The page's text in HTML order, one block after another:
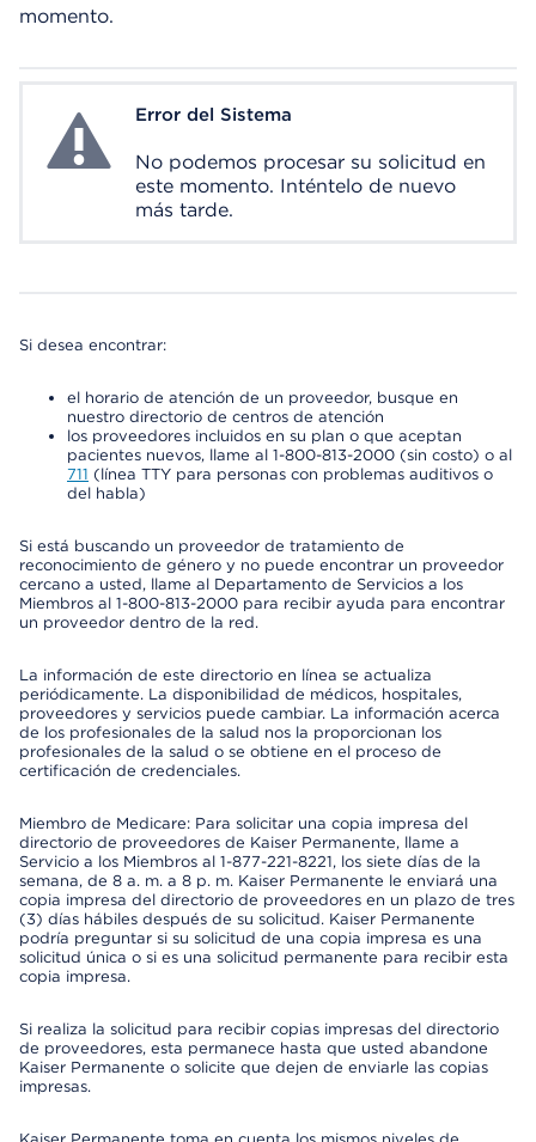
momento.
System ErrorError del Sistema
No podemos procesar su solicitud en
este momento. Inténtelo de nuevo
más tarde.
Si desea encontrar:
el horario de atención de un proveedor, busque en
nuestro directorio de centros de atención
los proveedores incluidos en su plan o que aceptan
pacientes nuevos, llame al 1-800-813-2000 (sin costo) o al
711 (línea TTY para personas con problemas auditivos o
del habla)
Si está buscando un proveedor de tratamiento de
reconocimiento de género y no puede encontrar un proveedor
cercano a usted, llame al Departamento de Servicios a los
Miembros al 1-800-813-2000 para recibir ayuda para encontrar
un proveedor dentro de la red.
La información de este directorio en línea se actualiza
periódicamente. La disponibilidad de médicos, hospitales,
proveedores y servicios puede cambiar. La información acerca
de los profesionales de la salud nos la proporcionan los
profesionales de la salud o se obtiene en el proceso de
certificación de credenciales.
Miembro de Medicare: Para solicitar una copia impresa del
directorio de proveedores de Kaiser Permanente, llame a
Servicio a los Miembros al 1-877-221-8221, los siete días de la
semana, de 8 a. m. a 8 p. m. Kaiser Permanente le enviará una
copia impresa del directorio de proveedores en un plazo de tres
(3) días hábiles después de su solicitud. Kaiser Permanente
podría preguntar si su solicitud de una copia impresa es una
solicitud única o si es una solicitud permanente para recibir esta
copia impresa.
Si realiza la solicitud para recibir copias impresas del directorio
de proveedores, esta permanece hasta que usted abandone
Kaiser Permanente o solicite que dejen de enviarle las copias
impresas.